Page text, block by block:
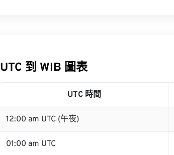
UTC 到 WIB 圖表
UTC 時間
12:00 am UTC (午夜)
01:00 am UTC